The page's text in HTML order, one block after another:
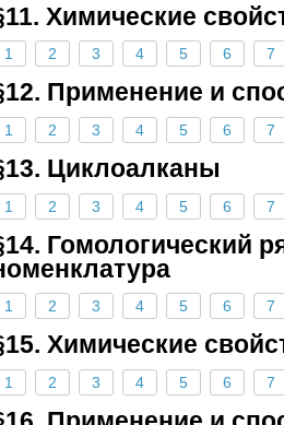
Химические
1 2 3 4 5 6 7
Применение и
1 2 3 4 5 6 7
Циклоалканы
1 2 3 4 5 6 7
Гомологический
1 2 3 4 5 6 7
Химические
1 2 3 4 5 6 7